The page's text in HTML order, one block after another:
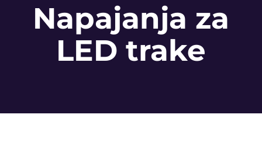
a -
0
Napajanja za
LED trake